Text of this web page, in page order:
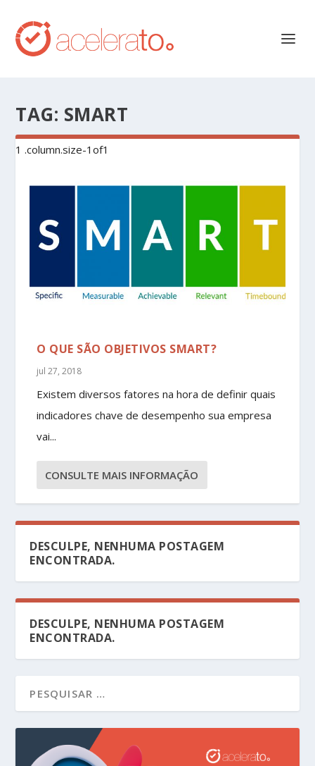
TAG: SMART
O QUE SÃO OBJETIVOS SMART?
jul 27, 2018
Existem diversos fatores na hora de definir quais
indicadores chave de desempenho sua empresa
vai...
CONSULTE MAIS INFORMAÇÃO
DESCULPE, NENHUMA POSTAGEM
ENCONTRADA.
DESCULPE, NENHUMA POSTAGEM
ENCONTRADA.